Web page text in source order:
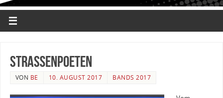
Straßenpoeten
VON BE 10. AUGUST 2017 BANDS 2017